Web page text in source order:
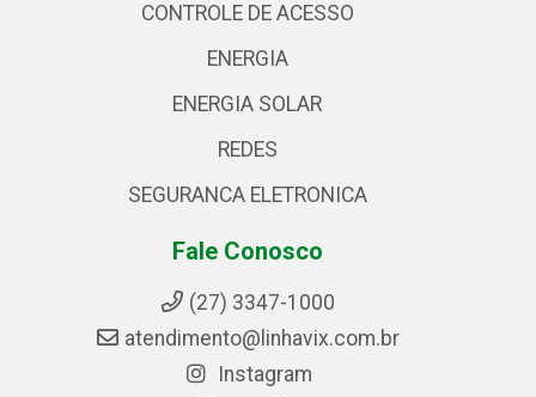
CONTROLE DE ACESSO
ENERGIA
ENERGIA SOLAR
REDES
SEGURANCA ELETRONICA
Fale Conosco
(27) 3347-1000
atendimento@linhavix.com.br
Instagram